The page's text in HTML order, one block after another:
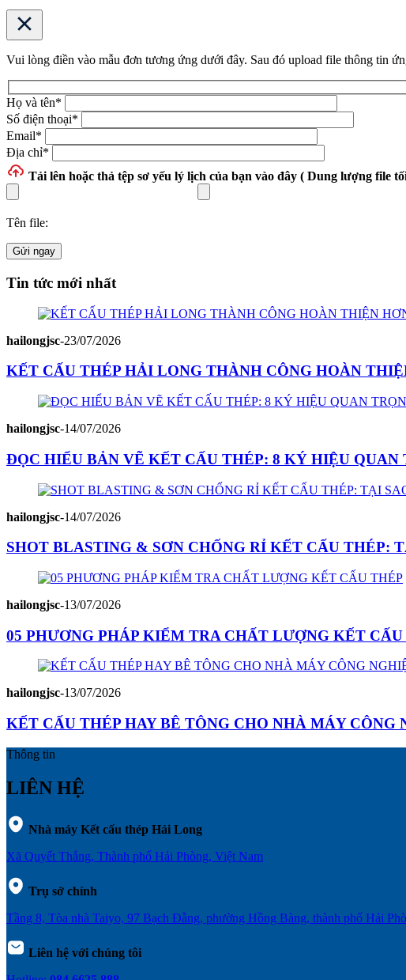
Vui lòng điền vào mẫu đơn tương ứng dưới đây. Sau đó upload file thông tin
Họ và tên*
Số điện thoại*
Email*
Địa chỉ*
Tải lên hoặc thả tệp sơ yếu lý lịch của bạn vào đây ( Dung lượng file
Tên file:
Gửi ngay
Tin tức mới nhất
hailongjsc-23/07/2026
KẾT CẤU THÉP HẢI LONG THÀNH CÔNG HOÀN
hailongjsc-14/07/2026
ĐỌC HIỂU BẢN VẼ KẾT CẤU THÉP: 8 KÝ HIỆU
hailongjsc-14/07/2026
SHOT BLASTING & SƠN CHỐNG RỈ KẾT CẤU THÉP:
hailongjsc-13/07/2026
05 PHƯƠNG PHÁP KIỂM TRA CHẤT LƯỢNG KẾT CẤU
hailongjsc-13/07/2026
KẾT CẤU THÉP HAY BÊ TÔNG CHO NHÀ MÁY CÔNG
Thông tin
LIÊN HỆ
Nhà máy Kết cấu thép Hải Long
Xã Quyết Thắng, Thành phố Hải Phòng, Việt Nam
Trụ sở chính
Tầng 8, Tòa nhà Taiyo, 97 Bạch Đằng, phường Hồng Bàng, thành phố Hải
Liên hệ với chúng tôi